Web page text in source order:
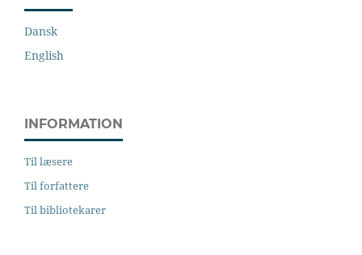
Dansk
English
INFORMATION
Til læsere
Til forfattere
Til bibliotekarer